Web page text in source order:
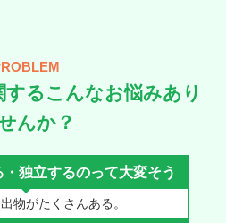
るこんなお悩みあり
んか？
・独立するのって大変そう
物がたくさんある。